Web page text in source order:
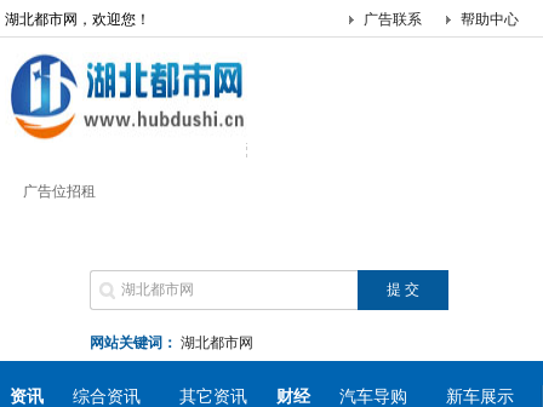
湖北都市网，欢迎您！ 帮助中心
广告联系
广告位招租
网站关键词： 湖北都市网
资讯 综合资讯 其它资讯 财经 汽车导购 新车展示